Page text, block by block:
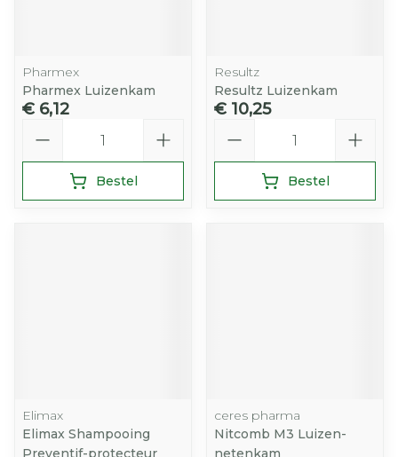
Pharmex
Pharmex Luizenkam
€ 6,12
Bestel
Resultz
Resultz Luizenkam
€ 10,25
Bestel
Elimax
Elimax Shampooing
Preventif-protecteur
ceres pharma
Nitcomb M3 Luizen-
netenkam